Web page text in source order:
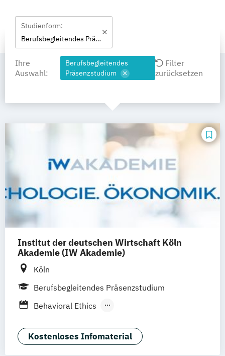
Studienform:
Berufsbegleitendes Präsenzstudium
Ihre
Auswahl:
Berufsbegleitendes
Präsenzstudium
Filter
zurücksetzen
Institut der deutschen Wirtschaft Köln
Akademie (IW Akademie)
Köln
Berufsbegleitendes Präsenzstudium
Behavioral Ethics
Kostenloses Infomaterial